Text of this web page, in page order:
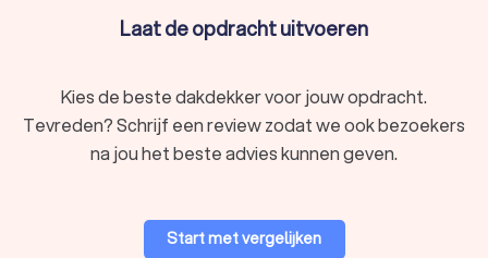
Laat de opdracht uitvoeren
Kies de beste dakdekker voor jouw opdracht.
Tevreden? Schrijf een review zodat we ook bezoekers
na jou het beste advies kunnen geven.
Start met vergelijken